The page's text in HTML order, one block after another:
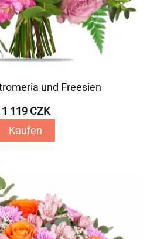
und Freesien
1 119 CZK
Kaufen